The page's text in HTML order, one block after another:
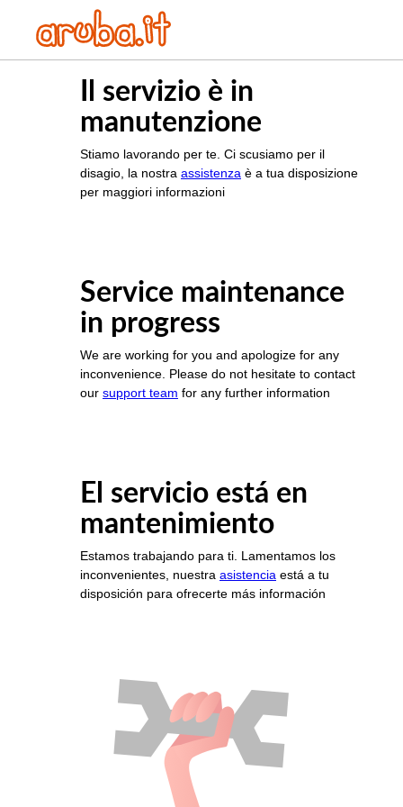
Il servizio è in
manutenzione
Stiamo lavorando per te. Ci scusiamo per il
disagio, la nostra assistenza è a tua disposizione
per maggiori informazioni
Service maintenance
in progress
We are working for you and apologize for any
inconvenience. Please do not hesitate to contact
our support team for any further information
El servicio está en
mantenimiento
Estamos trabajando para ti. Lamentamos los
inconvenientes, nuestra asistencia está a tu
disposición para ofrecerte más información